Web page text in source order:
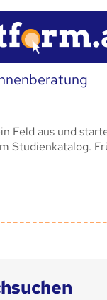
Feld aus und
Studienkatalog.